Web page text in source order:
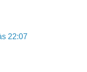
22:07